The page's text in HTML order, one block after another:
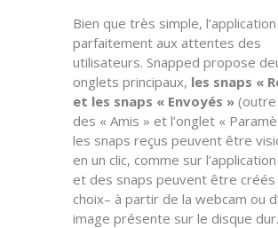
Bien que très simple,
parfaitement aux attentes des
utilisateurs. Snapped propose
onglets principaux, les snaps «
et les snaps « Envoyés »(outre
des « Amis » et l’onglet «
les snaps reçus peuvent être
en un clic, comme sur
et des snaps peuvent être créés
choix– à partir de la webcam ou
image présente sur le disque dur.